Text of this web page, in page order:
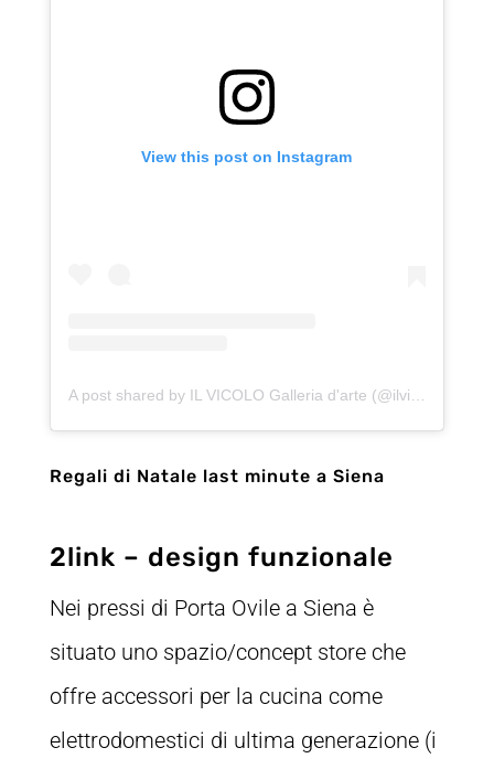
View this post on Instagram
Regali di Natale last minute a Siena
2link – design funzionale
Nei pressi di Porta Ovile a Siena è
situato uno spazio/concept store che
offre accessori per la cucina come
elettrodomestici di ultima generazione (i